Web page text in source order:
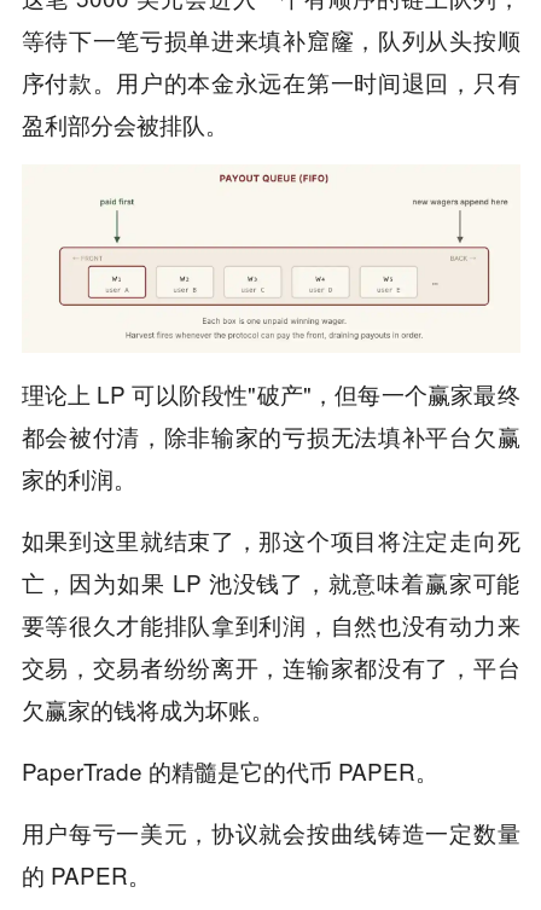
等待下一笔亏损单进来填补窟窿，队列从头按顺
序付款。用户的本金永远在第一时间退回，只有
盈利部分会被排队。
理论上 LP 可以阶段性"破产"，但每一个赢家最终
都会被付清，除非输家的亏损无法填补平台欠赢
家的利润。
如果到这里就结束了，那这个项目将注定走向死
亡，因为如果 LP 池没钱了，就意味着赢家可能
要等很久才能排队拿到利润，自然也没有动力来
交易，交易者纷纷离开，连输家都没有了，平台
欠赢家的钱将成为坏账。
PaperTrade 的精髓是它的代币 PAPER。
用户每亏一美元，协议就会按曲线铸造一定数量
的 PAPER。